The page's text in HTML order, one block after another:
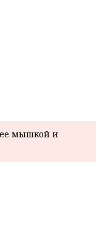
ее мышкой и